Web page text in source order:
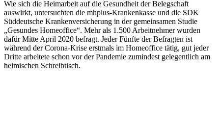
Wie sich die Heimarbeit auf die Gesundheit der Belegschaft
auswirkt, untersuchten die mhplus-Krankenkasse und die SDK
Süddeutsche Krankenversicherung in der gemeinsamen Studie
„Gesundes Homeoffice“. Mehr als 1.500 Arbeitnehmer wurden
dafür Mitte April 2020 befragt. Jeder Fünfte der Befragten ist
während der Corona-Krise erstmals im Homeoffice tätig, gut jeder
Dritte arbeitete schon vor der Pandemie zumindest gelegentlich am
heimischen Schreibtisch.